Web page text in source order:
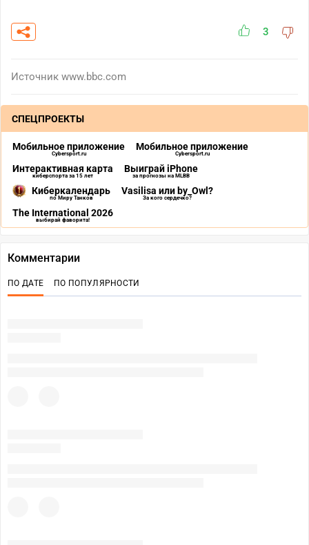
3
Источник www.bbc.com
СПЕЦПРОЕКТЫ
Мобильное приложение
Cybersport.ru
Мобильное приложение
Cybersport.ru
Интерактивная карта
киберспорта за 15 лет
Выиграй iPhone
за прогнозы на MLBB
Киберкалендарь
по Миру Танков
Vasilisa или by_Owl?
За кого сердечко?
The International 2026
выбирай фаворита!
Комментарии
ПО ДАТЕ ПО ПОПУЛЯРНОСТИ